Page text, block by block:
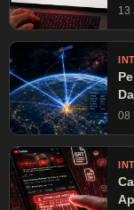
13
08